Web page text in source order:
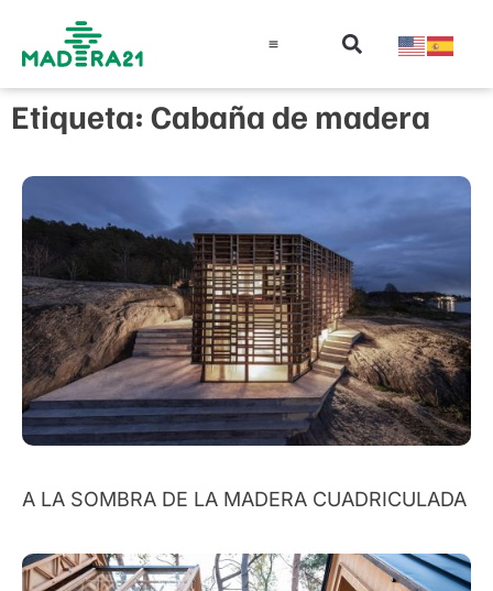
Etiqueta: Cabaña de madera
A LA SOMBRA DE LA MADERA CUADRICULADA